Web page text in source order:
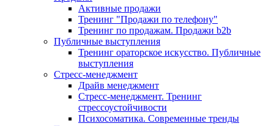
Активные продажи
Тренинг "Продажи по телефону"
Тренинг по продажам. Продажи b2b
Публичные выступления
Тренинг ораторское искусство. Публичные
выступления
Стресс-менеджмент
Драйв менеджмент
Стресс-менеджмент. Тренинг
стрессоустойчивости
Психосоматика. Современные тренды